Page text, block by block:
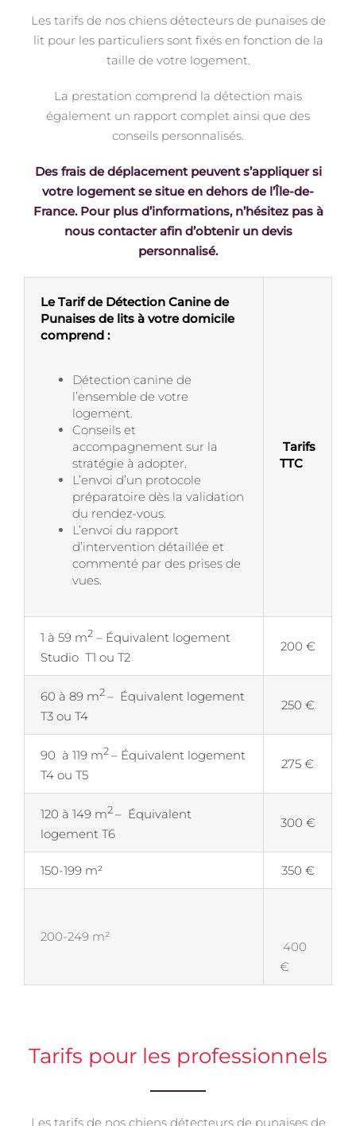
Les tarifs de nos chiens détecteurs de punaises de
lit pour les particuliers sont fixés en fonction de la
taille de votre logement.
La prestation comprend la détection mais
également un rapport complet ainsi que des
conseils personnalisés.
Des frais de déplacement peuvent s’appliquer si
votre logement se situe en dehors de l’Île-de-
France. Pour plus d’informations, n’hésitez pas à
nous contacter afin d’obtenir un devis
personnalisé.
Le Tarif de Détection Canine de
Punaises de lits à votre domicile
comprend :
Détection canine de
l’ensemble de votre
logement.
Conseils et
accompagnement sur la
stratégie à adopter.
L’envoi d’un protocole
préparatoire dès la validation
du rendez-vous.
L’envoi du rapport
d’intervention détaillée et
commenté par des prises de
vues.
Tarifs
TTC
1 à 59 m2 – Équivalent logement
Studio T1 ou T2
200 €
60 à 89 m2 – Équivalent logement
T3 ou T4
250 €
90 à 119 m2 – Équivalent logement
T4 ou T5
275 €
120 à 149 m2 – Équivalent
logement T6
300 €
150-199 m² 350 €
200-249 m²
400
€
Tarifs pour les professionnels
Les tarifs de nos chiens détecteurs de punaises de